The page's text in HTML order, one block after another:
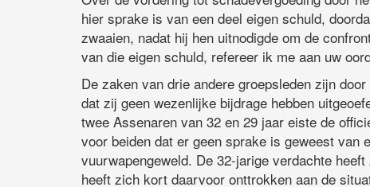
hier sprake is van een deel eigen schuld,
zwaaien, nadat hij hen uitnodigde om de
van die eigen schuld, refereer ik me aan uw
De zaken van drie andere groepsleden zijn
dat zij geen wezenlijke bijdrage hebben
twee Assenaren van 32 en 29 jaar eiste de
voor beiden dat er geen sprake is geweest van
vuurwapengeweld. De 32-jarige verdachte
heeft zich kort daarvoor onttrokken aan de